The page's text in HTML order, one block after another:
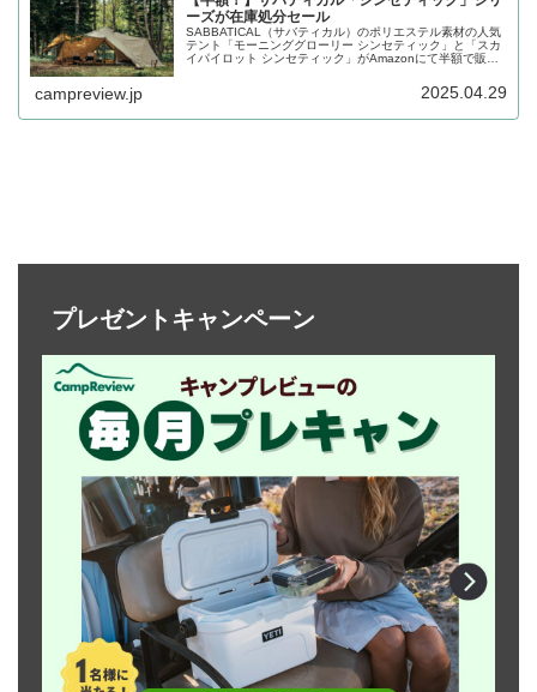
ーズが在庫処分セール
SABBATICAL（サバティカル）のポリエステル素材の人気
テント「モーニンググローリー シンセティック」と「スカ
イパイロット シンセティック」がAmazonにて半額で販売
ーズの販売に伴い在庫処分が行われています。詳細をレビ
campreview.jp 2025.04.29
プレゼントキャンペーン